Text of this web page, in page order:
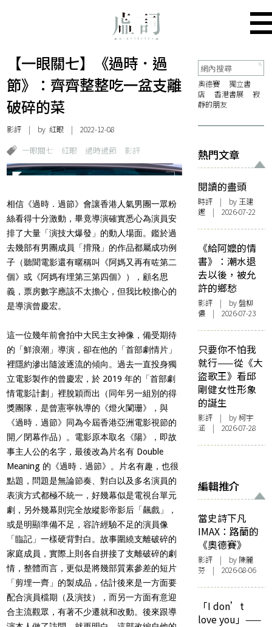
【一眼關七】《過時．過
節》：齊齊整整吃一盆支離
破碎的菜
影評 | by紅眼 | 2022-12-08
一眼關七 紅眼 過時過節 影評
相信《過時．過節》會讓香港人氣男團一眾粉
絲看得十分激動，畢竟導演確實悉心為演員安
排了大量「演技大爆發」的動人場面。鑑於過
去幾部有男團成員「揹飛」的作品都屬成功例
子（聽聞電影還有暱稱叫《阿媽又再有咗第二
個》或《阿媽有埋第三第四個》），顧名思
義，票房數字應該不太擔心，但我比較擔心的
是導演曾慶宏。
這一位幾年前會拍中大民主女神像，備受期待
的「鮮浪潮」導演，卻在他的「首部劇情片」
裡隱約滲出隨波逐流的傾向。過去一直投身獨
立電影製作的曾慶宏，於 2019 年的「首部劇
情電影計劃」裡脫穎而出（同年另一組別的得
獎團隊，是曾憲寧執導的《燈火闌珊》，與
《過時．過節》同為今屆香港亞洲電影視節的
開／閉幕作品）。電影原本取名《陽》，即故
事主人公的名字，最後改為片名有 Double
Meaning 的《過時．過節》。片名有趣，也很
點題，問題是無論節奏、對白以及多名演員的
表演方式都極不統一，好幾幕似是電視台單元
劇，另外幾幕則完全放縱影帝影后「飆戲」，
或是明顯準備不足，容許經驗不足的演員像
「臨記」一樣硬背對白。故事圍繞支離破碎的
家庭成員，實際上則各自拼接了支離破碎的劇
情，整體而言，更似是將幾部質素參差的短片
「剪埋一齊」的製成品，估計後來是一方面要
配合演員檔期（及演技），而另一方面有意迎
合主流觀眾，有著不少遷就和改動。後來跟導
奧德賽
獨立書
店
香港書展
寂
靜的朋友
熱門文章
閱讀的盡頭
時評 | by 王建
鏗 | 2026-07-22
《給阿嬤的情
書》：潮水退
去以後，被允
許的鄉愁
影評 | by 盤柳
儂 | 2026-07-23
只要你不怕我
就行——從《大
盜歌王》看邱
剛健女性形象
的誕生
影評 | by 柯宇
涵 | 2026-07-28
編輯推介
當史詩下凡
IMAX：路蘭的
《奧德賽》
影評 | by 陳麗
芬 | 2026-08-06
「I don’t
love you」——